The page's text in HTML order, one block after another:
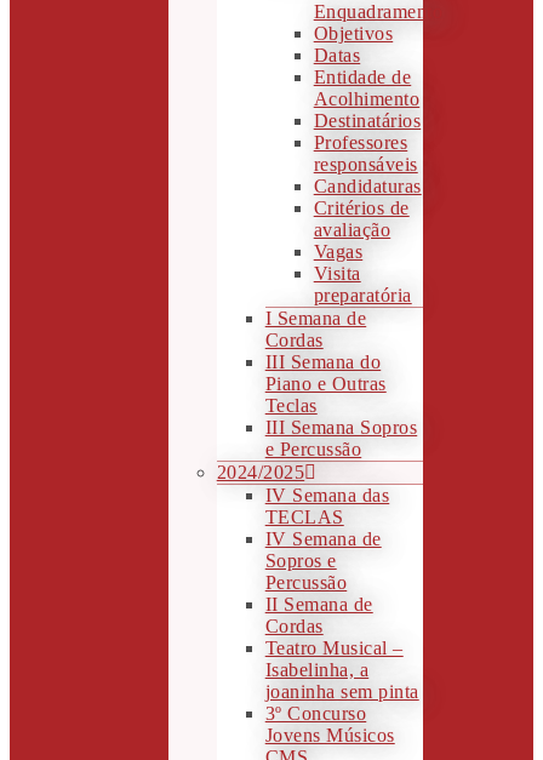
Enquadramento
Objetivos
Datas
Entidade de
Acolhimento
Destinatários
Professores
responsáveis
Candidaturas
Critérios de
avaliação
Vagas
Visita
preparatória
I Semana de
Cordas
III Semana do
Piano e Outras
Teclas
III Semana Sopros
e Percussão
2024/2025
IV Semana das
TECLAS
IV Semana de
Sopros e
Percussão
II Semana de
Cordas
Teatro Musical –
Isabelinha, a
joaninha sem pinta
3º Concurso
Jovens Músicos